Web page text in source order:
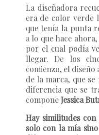
La diseñadora
era de color verde
que tenía la punta
a lo que hace
por el cual podía
llegar. De los
comienzo, el
de la marca, que
diferencia que se
componeJessica
Hay similitudes
solo con la mía